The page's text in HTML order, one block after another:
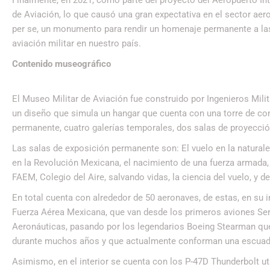
de Aviación, lo que causó una gran expectativa en el sector
per se, un monumento para rendir un homenaje permanente a
aviación militar en nuestro país.
Contenido museográfico
El Museo Militar de Aviación fue construido por Ingenieros
un diseño que simula un hangar que cuenta con una torre de
permanente, cuatro galerías temporales, dos salas de
Las salas de exposición permanente son: El vuelo en la
en la Revolución Mexicana, el nacimiento de una fuerza
FAEM, Colegio del Aire, salvando vidas, la ciencia del vuelo, y
En total cuenta con alrededor de 50 aeronaves, de estas, en
Fuerza Aérea Mexicana, que van desde los primeros aviones
Aeronáuticas, pasando por los legendarios Boeing Stearman
durante muchos años y que actualmente conforman una
Asimismo, en el interior se cuenta con los P-47D Thunderbolt